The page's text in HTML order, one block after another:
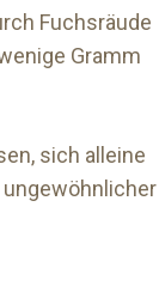
Fuchsräude
Gramm
sich alleine
ungewöhnlicher